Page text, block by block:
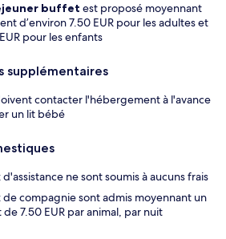
buffet est proposé moyennant
d’environ 7.50 EUR pour les adultes et
pour les enfants
supplémentaires
contacter l'hébergement à l'avance
un lit bébé
d'assistance ne sont soumis à aucuns frais
de compagnie sont admis moyennant un
7.50 EUR par animal, par nuit